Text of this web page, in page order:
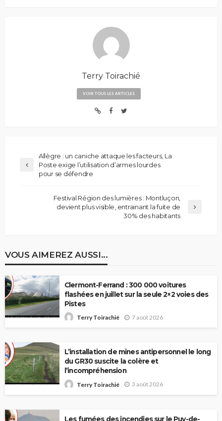
Terry Toirachié
VOIR TOUS LES ARTICLES
Allègre : un caniche attaque les facteurs, La
Poste exige l’utilisation d’armes lourdes
pour se défendre
Festival Région des lumières : Montluçon,
devient plus visible, entrainant la fuite de
30% des habitants
VOUS AIMEREZ AUSSI...
Clermont-Ferrand : 300 000 voitures
flashées en juillet sur la seule 2×2 voies des
Pistes
Terry Toirachié 7 août 2026
L’installation de mines antipersonnel le long
du GR30 suscite la colère et
l’incompréhension
Terry Toirachié 3 août 2026
Les fumées des incendies sur le Puy-de-